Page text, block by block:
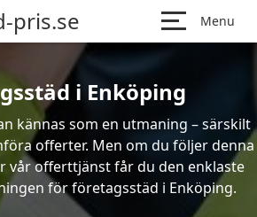
pris.se Menu
i Enköping
kännas som en utmaning – särskilt
offerter. Men om du följer denna
vår offerttjänst får du den enklaste
för företagsstäd i Enköping.